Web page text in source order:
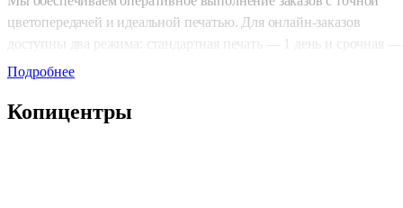
цветопередачей и идеальной печатью. Для онлайн-заказов
доступны два режима: стандартная печать — 1 день и срочная —
2–4 часа. Это позволит подготовить банкетные материалы даже
Удобные форматы и индивидуальный подход
Подробнее
Копицентры